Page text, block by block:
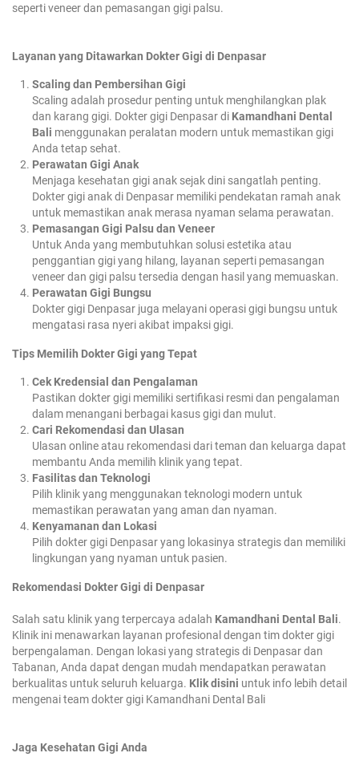
seperti veneer dan pemasangan gigi palsu.
Layanan yang Ditawarkan Dokter Gigi di Denpasar
Scaling dan Pembersihan Gigi
Scaling adalah prosedur penting untuk menghilangkan plak
dan karang gigi. Dokter gigi Denpasar di Kamandhani Dental
Bali menggunakan peralatan modern untuk memastikan gigi
Anda tetap sehat.
Perawatan Gigi Anak
Menjaga kesehatan gigi anak sejak dini sangatlah penting.
Dokter gigi anak di Denpasar memiliki pendekatan ramah anak
untuk memastikan anak merasa nyaman selama perawatan.
Pemasangan Gigi Palsu dan Veneer
Untuk Anda yang membutuhkan solusi estetika atau
penggantian gigi yang hilang, layanan seperti pemasangan
veneer dan gigi palsu tersedia dengan hasil yang memuaskan.
Perawatan Gigi Bungsu
Dokter gigi Denpasar juga melayani operasi gigi bungsu untuk
mengatasi rasa nyeri akibat impaksi gigi.
Tips Memilih Dokter Gigi yang Tepat
Cek Kredensial dan Pengalaman
Pastikan dokter gigi memiliki sertifikasi resmi dan pengalaman
dalam menangani berbagai kasus gigi dan mulut.
Cari Rekomendasi dan Ulasan
Ulasan online atau rekomendasi dari teman dan keluarga dapat
membantu Anda memilih klinik yang tepat.
Fasilitas dan Teknologi
Pilih klinik yang menggunakan teknologi modern untuk
memastikan perawatan yang aman dan nyaman.
Kenyamanan dan Lokasi
Pilih dokter gigi Denpasar yang lokasinya strategis dan memiliki
lingkungan yang nyaman untuk pasien.
Rekomendasi Dokter Gigi di Denpasar
Salah satu klinik yang terpercaya adalah Kamandhani Dental Bali.
Klinik ini menawarkan layanan profesional dengan tim dokter gigi
berpengalaman. Dengan lokasi yang strategis di Denpasar dan
Tabanan, Anda dapat dengan mudah mendapatkan perawatan
berkualitas untuk seluruh keluarga. Klik disini untuk info lebih detail
mengenai team dokter gigi Kamandhani Dental Bali
Jaga Kesehatan Gigi Anda